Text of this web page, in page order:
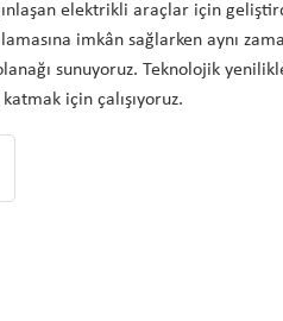
elektrikli araçlar için
imkân sağlarken aynı
sunuyoruz. Teknolojik
için çalışıyoruz.